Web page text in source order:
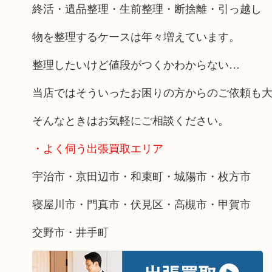
終活・遺品整理・生前整理・断捨離・引っ越し
物を整理するケースは年々増えています。
整理したいけど値段がつくかわからない…
当店ではそういったお困りの方からのご依頼も大
そんなときはお気軽にご相談ください。
・よく伺う出張買取エリア
宇治市・京田辺市・和束町・城陽市・枚方市
寝屋川市・門真市・伏見区・高槻市・甲賀市
交野市・井手町